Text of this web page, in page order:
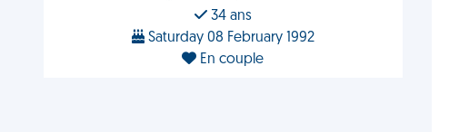
34 ans
Saturday 08 February 1992
En couple